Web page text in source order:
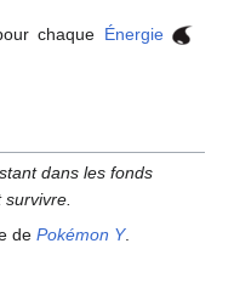
chaque Énergie
dans les fonds
de Pokémon Y.